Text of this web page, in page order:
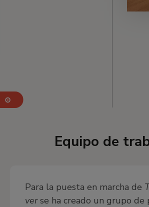
⊙
Equipo de
Para la puesta en marcha de
verse ha creado un grupo de